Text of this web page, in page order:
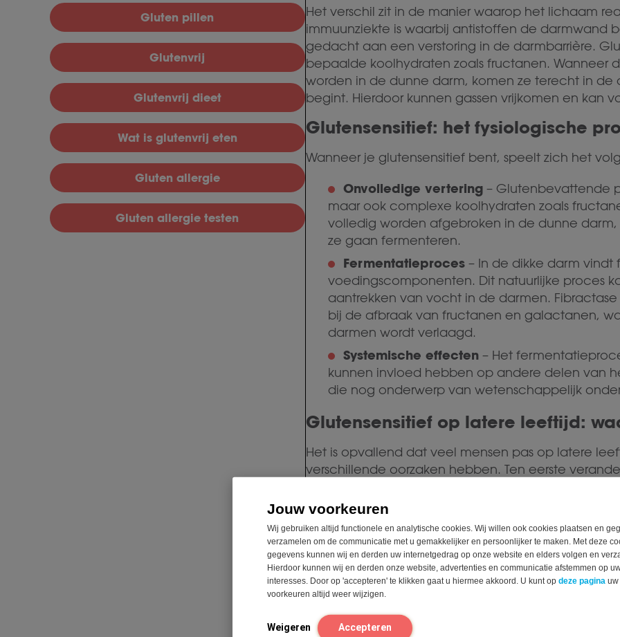
Jouw voorkeuren
Wij gebruiken altijd functionele en analytische cookies. Wij willen ook cookies plaatsen en
verzamelen om de communicatie met u gemakkelijker en persoonlijker te maken. Met deze
gegevens kunnen wij en derden uw internetgedrag op onze website en elders volgen en
Hierdoor kunnen wij en derden onze website, advertenties en communicatie afstemmen op
interesses. Door op 'accepteren' te klikken gaat u hiermee akkoord. U kunt op deze pagina uw
voorkeuren altijd weer wijzigen.
Weigeren Accepteren
Gluten pillen
Glutenvrij
Glutenvrij dieet
Wat is glutenvrij eten
Gluten allergie
Gluten allergie testen
Het verschil zit in de manier waarop het lichaam
immuunziekte is waarbij antistoffen de darmwand
gedacht aan een verstoring in de darmbarrière.
bepaalde koolhydraten zoals fructanen. Wanneer
worden in de dunne darm, komen ze terecht in
begint. Hierdoor kunnen gassen vrijkomen en kan
Glutensensitief: het fysiologische
Wanneer je glutensensitief bent, speelt zich het
Onvolledige vertering – Glutenbevattende
maar ook complexe koolhydraten zoals
volledig worden afgebroken in de dunne
ze gaan fermenteren.
Fermentatieproces – In de dikke darm
voedingscomponenten. Dit natuurlijke proces
aantrekken van vocht in de darmen.
bij de afbraak van fructanen en galactanen,
darmen wordt verlaagd.
Systemische effecten – Het
kunnen invloed hebben op andere delen van
die nog onderwerp van wetenschappelijk
Glutensensitief op latere leeftijd:
Het is opvallend dat veel mensen pas op latere
verschillende oorzaken hebben. Ten eerste
wordt – de productie van spijsverteringsenzymen
darmflora kan veranderen. Deze veranderingen
Ook externe factoren spelen een rol. Een infectie,
darmbarrière beïnvloeden. Tijdens herstelperiodes
voedingsstoffen anders verlopen. Het is belangrijk
eiwitten bevat, maar ook fermenteerbare
galactosidase kan ondersteuning bieden bij de